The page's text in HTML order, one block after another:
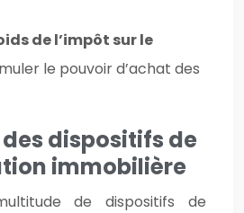
de l’impôt sur le
le pouvoir d’achat des
dispositifs de
immobilière
de dispositifs de